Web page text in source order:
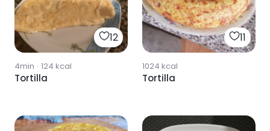
12
4min · 124 kcal
Tortilla
11
1024 kcal
Tortilla